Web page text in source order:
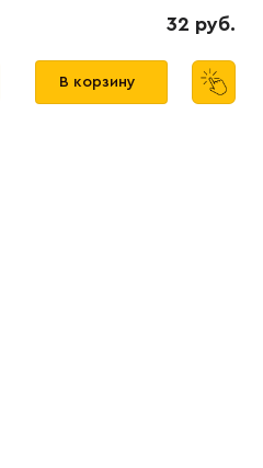
32 руб.
В корзину